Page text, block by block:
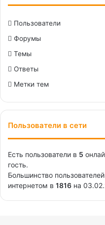
Пользователи
Форумы
Темы
Ответы
Метки тем
Пользователи в сети
Есть пользователи в 5
гость.
Большинство
интернетом в 1816 на